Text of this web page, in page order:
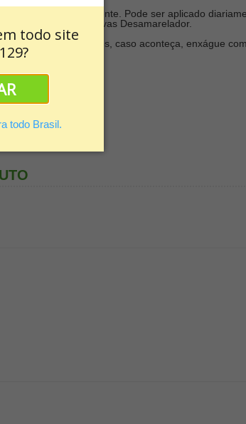
todo site
todo Brasil.
distribua suavemente. Pode ser aplicado
da linha Phytoervas Desamarelador.
contato com os olhos, caso aconteça, enxágue